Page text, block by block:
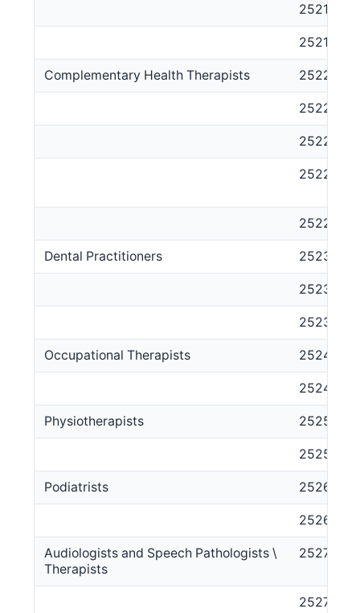
252111
252112
Complementary Health Therapists 2522
252211
252213
252214
252299
Dental Practitioners 2523
252311
252312
Occupational Therapists 2524
252411
Physiotherapists 2525
252511
Podiatrists 2526
252611
Audiologists and Speech Pathologists \
Therapists
2527
252711